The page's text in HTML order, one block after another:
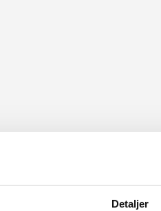
Detaljer